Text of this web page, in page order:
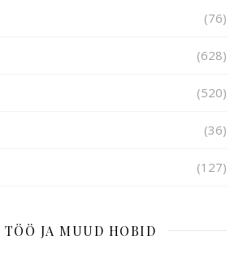
(76)
(628)
(520)
(36)
(127)
TÖÖ JA MUUD HOBID